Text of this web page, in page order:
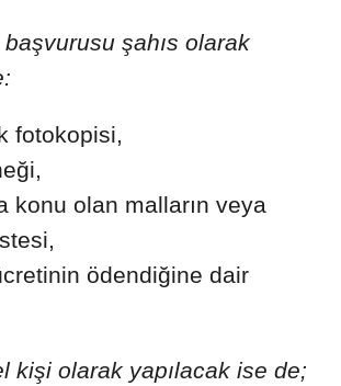
şahıs olarak
fotokopisi,
konu olan malların veya
ödendiğine dair
kişi olarak yapılacak ise de;